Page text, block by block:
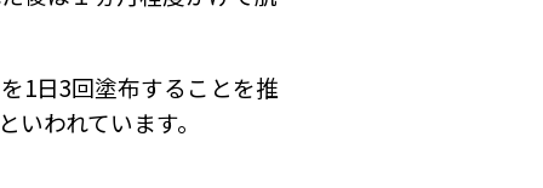
1日3回塗布することを推
われています。